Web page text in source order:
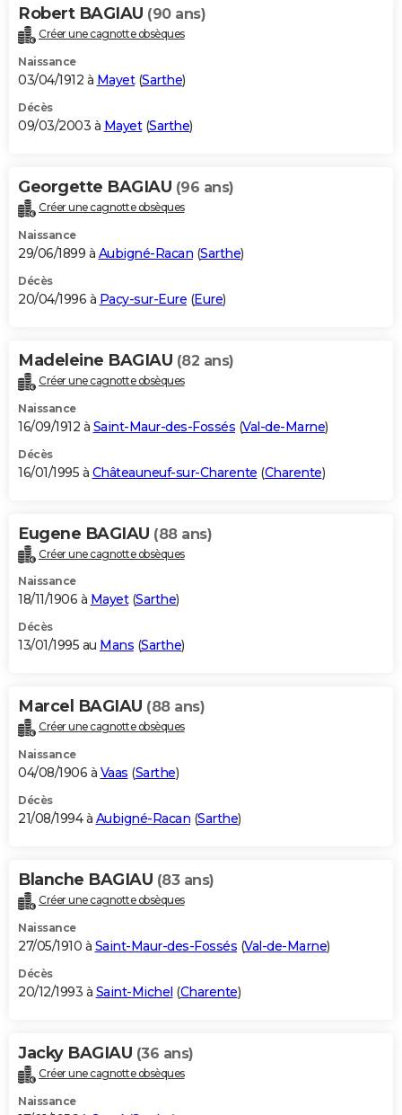
Robert BAGIAU (90 ans)
Créer une cagnotte obsèques
Naissance
03/04/1912 à Mayet(Sarthe)
Décès
09/03/2003 à Mayet(Sarthe)
Georgette BAGIAU (96 ans)
Créer une cagnotte obsèques
Naissance
29/06/1899 à Aubigné-Racan (Sarthe)
Décès
20/04/1996 à Pacy-sur-Eure (Eure)
Madeleine BAGIAU (82 ans)
Créer une cagnotte obsèques
Naissance
16/09/1912 à Saint-Maur-des-Fossés (Val-de-Marne)
Décès
16/01/1995 à Châteauneuf-sur-Charente (Charente)
Eugene BAGIAU (88 ans)
Créer une cagnotte obsèques
Naissance
18/11/1906 à Mayet(Sarthe)
Décès
13/01/1995 au Mans (Sarthe)
Marcel BAGIAU (88 ans)
Créer une cagnotte obsèques
Naissance
04/08/1906 à Vaas (Sarthe)
Décès
21/08/1994 à Aubigné-Racan (Sarthe)
Blanche BAGIAU (83 ans)
Créer une cagnotte obsèques
Naissance
27/05/1910 à Saint-Maur-des-Fossés (Val-de-Marne)
Décès
20/12/1993 à Saint-Michel (Charente)
Jacky BAGIAU (36 ans)
Créer une cagnotte obsèques
Naissance